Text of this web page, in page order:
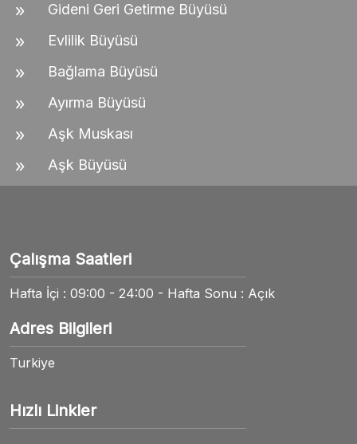
Gideni Geri Getirme Büyüsü
Evlilik Büyüsü
Bağlama Büyüsü
Ayırma Büyüsü
Aşk Muskası
Aşk Büyüsü
Çalışma Saatleri
Hafta İçi : 09:00 - 24:00 - Hafta Sonu : Açık
Adres Bilgileri
Turkiye
Hızlı Linkler